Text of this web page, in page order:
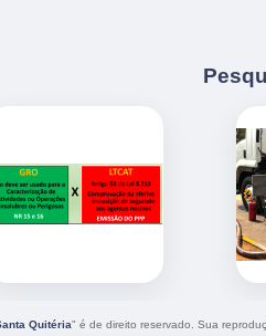
Quitéria" é de direito reservado. Sua